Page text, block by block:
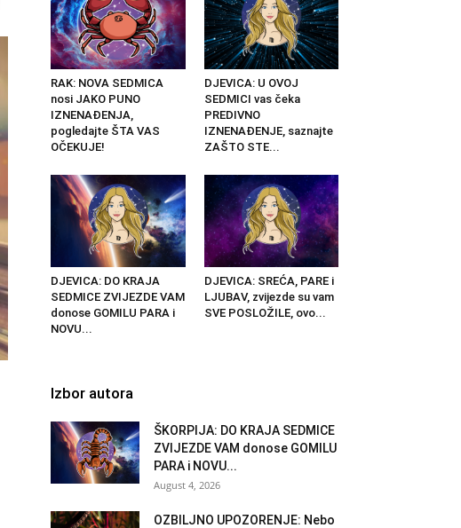
RAK: NOVA SEDMICA
nosi JAKO PUNO
IZNENAĐENJA,
pogledajte ŠTA VAS
OČEKUJE!
DJEVICA: U OVOJ
SEDMICI vas čeka
PREDIVNO
IZNENAĐENJE, saznajte
ZAŠTO STE...
DJEVICA: DO KRAJA
SEDMICE ZVIJEZDE VAM
donose GOMILU PARA i
NOVU...
DJEVICA: SREĆA, PARE i
LJUBAV, zvijezde su vam
SVE POSLOŽILE, ovo...
Izbor autora
ŠKORPIJA: DO KRAJA SEDMICE
ZVIJEZDE VAM donose GOMILU
PARA i NOVU...
August 4, 2026
OZBILJNO UPOZORENJE: Nebo